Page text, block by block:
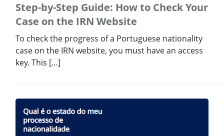
Step-by-Step Guide: How to Check Your
Case on the IRN Website
To check the progress of a Portuguese nationality
case on the IRN website, you must have an access
key. This […]